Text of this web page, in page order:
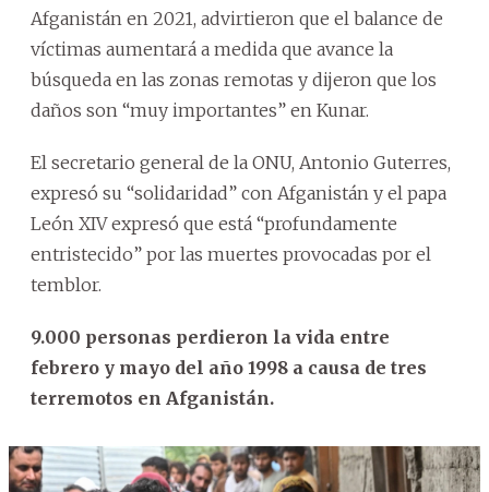
Afganistán en 2021, advirtieron que el balance de
víctimas aumentará a medida que avance la
búsqueda en las zonas remotas y dijeron que los
daños son “muy importantes” en Kunar.
El secretario general de la ONU, Antonio Guterres,
expresó su “solidaridad” con Afganistán y el papa
León XIV expresó que está “profundamente
entristecido” por las muertes provocadas por el
temblor.
9.000 personas perdieron la vida entre
febrero y mayo del año 1998 a causa de tres
terremotos en Afganistán.